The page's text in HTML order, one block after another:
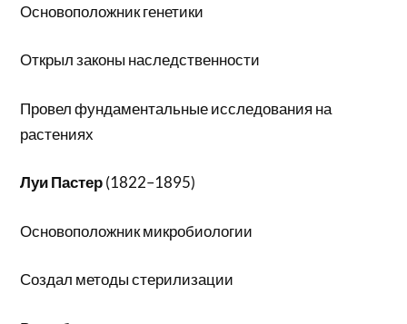
Основоположник генетики
Открыл законы наследственности
Провел фундаментальные исследования на
растениях
Луи Пастер(1822–1895)
Основоположник микробиологии
Создал методы стерилизации